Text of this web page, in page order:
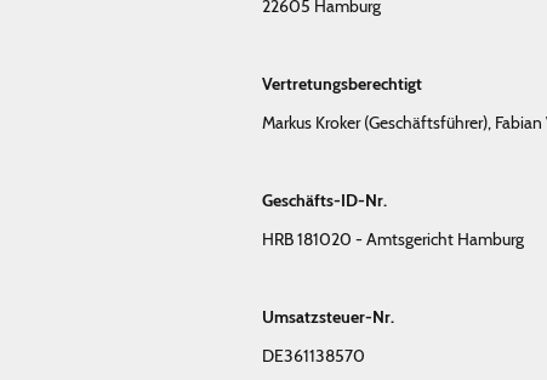
22605 Hamburg
Vertretungsberechtigt
Markus Kroker (Geschäftsführer),
Geschäfts-ID-Nr.
HRB 181020 - Amtsgericht Hamburg
Umsatzsteuer-Nr.
DE361138570